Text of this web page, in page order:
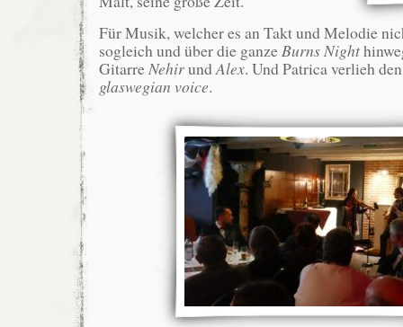
Für Musik, welcher es an Takt und Melodie
sogleich und über die ganze Burns Night
Gitarre NehirundAlex. Und Patrica verlieh
glaswegian voice.